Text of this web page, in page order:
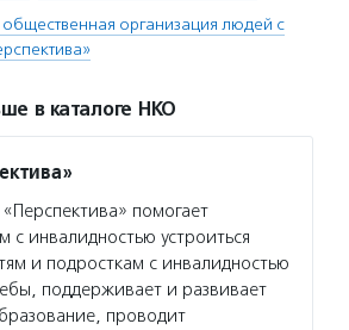
общественная организация людей с
в каталоге НКО
помогает
с инвалидностью устроиться
и подросткам с инвалидностью
поддерживает и развивает
проводит